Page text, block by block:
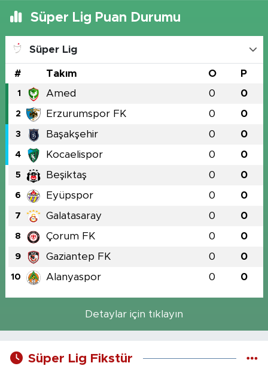
Süper Lig Puan Durumu
Süper Lig
# Takım O P
1 Amed 0 0
2 Erzurumspor FK 0 0
3 Başakşehir 0 0
4 Kocaelispor 0 0
5 Beşiktaş 0 0
6 Eyüpspor 0 0
7 Galatasaray 0 0
8 Çorum FK 0 0
9 Gaziantep FK 0 0
10 Alanyaspor 0 0
Detaylar için tıklayın
Süper Lig Fikstür